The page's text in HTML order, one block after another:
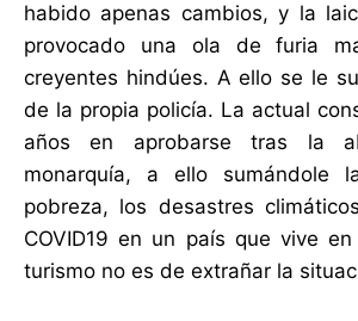
habido apenas cambios, y la
provocado una ola de furia
creyentes hindúes. A ello se le
de la propia policía. La actual
años en aprobarse tras la
monarquía, a ello sumándole
pobreza, los desastres
COVID19 en un país que vive
turismo no es de extrañar la